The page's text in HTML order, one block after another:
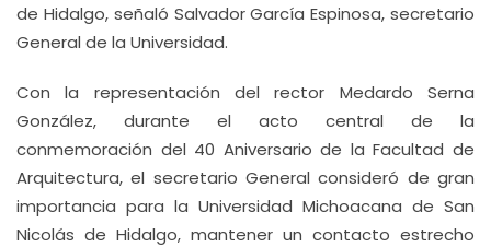
de Hidalgo, señaló Salvador García Espinosa, secretario
General de la Universidad.
Con la representación del rector Medardo Serna
González, durante el acto central de la
conmemoración del 40 Aniversario de la Facultad de
Arquitectura, el secretario General consideró de gran
importancia para la Universidad Michoacana de San
Nicolás de Hidalgo, mantener un contacto estrecho